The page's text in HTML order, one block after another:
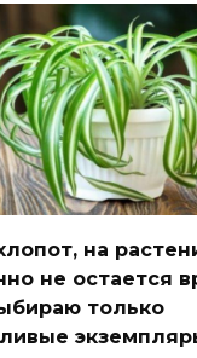
на
не остается
только